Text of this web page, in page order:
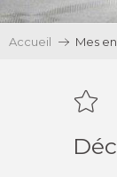
Accueil Mes